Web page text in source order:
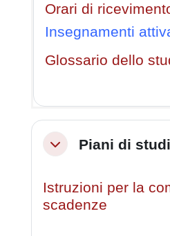
Orari di
Insegnamenti
Glossario dello
MinimizzaPiani di
Istruzioni per la
scadenze